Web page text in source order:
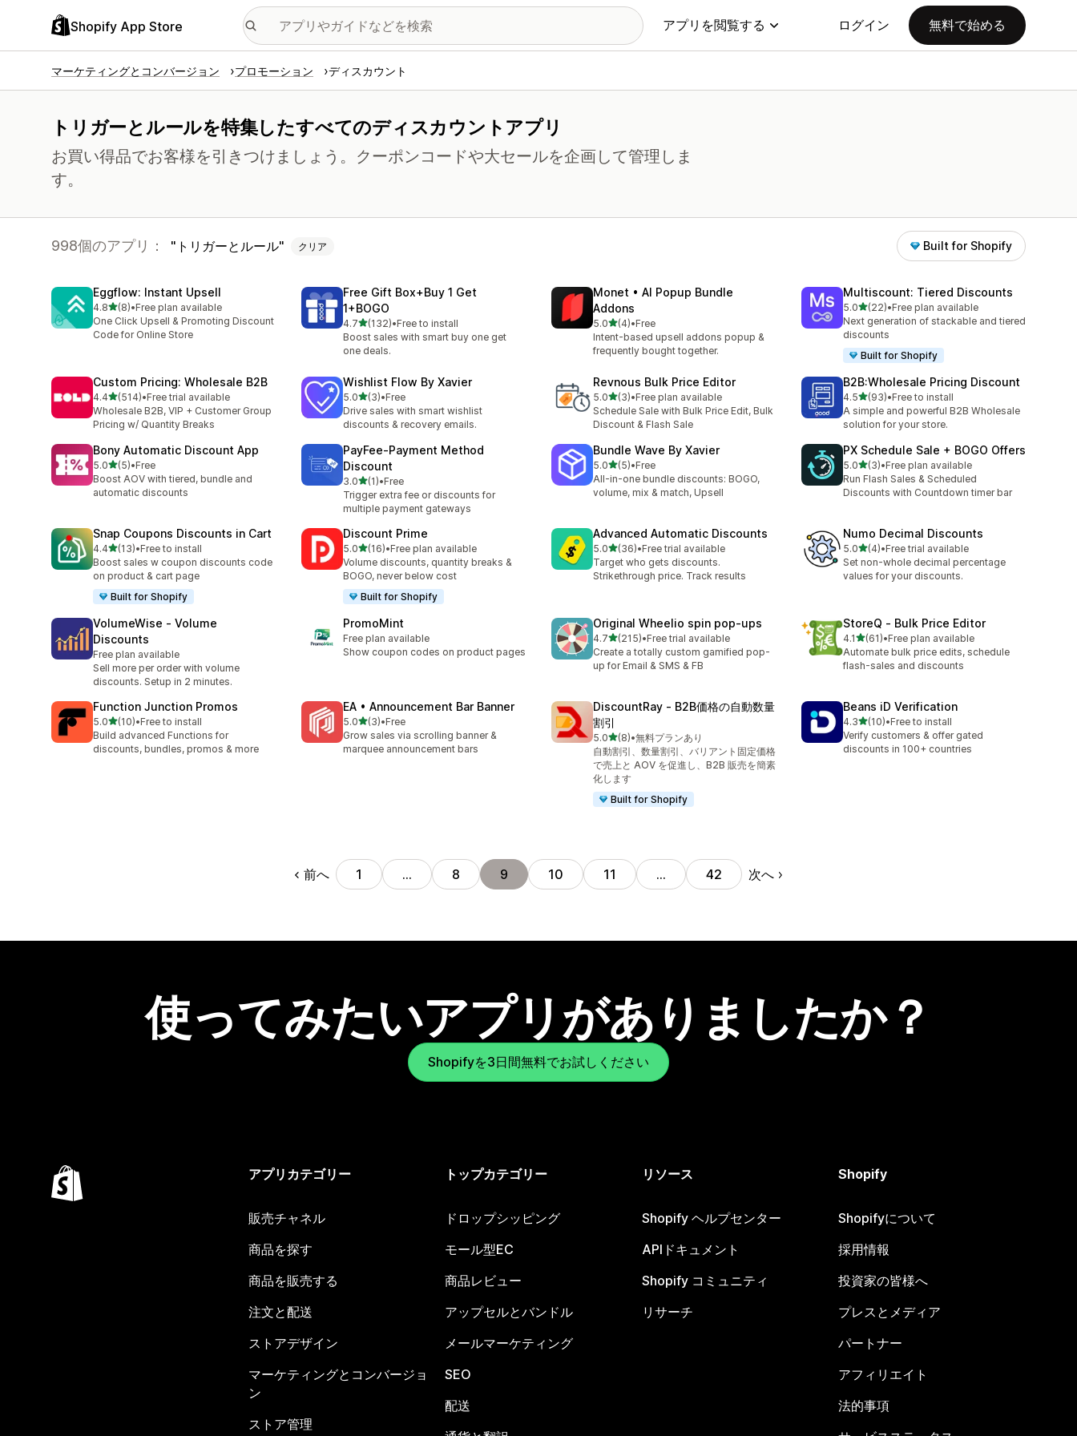
Shopify App Store アプリを閲覧する ログイン 無料で始める
マーケティングとコンバージョン プロモーション ディスカウント
トリガーとルールを特集したすべてのディスカウントアプリ
お買い得品でお客様を引きつけましょう。クーポンコードや大セールを企画して管理しま
す。
998個のアプリ： トリガーとルール クリア Built for Shopify
Eggflow: Instant Upsell
4.85つ星中
(8)
合計レビュー数：8件
•Free plan available
One Click Upsell & Promoting Discount
Code for Online Store
Free Gift Box+Buy 1 Get
1+BOGO
4.75つ星中
(132)
合計レビュー数：132件
•Free to install
Boost sales with smart buy one get
one deals.
Monet • AI Popup Bundle
Addons
5.05つ星中
(4)
合計レビュー数：4件
•Free
Intent-based upsell addons popup &
frequently bought together.
Multiscount: Tiered Discounts
5.05つ星中
(22)
合計レビュー数：22件
•Free plan available
Next generation of stackable and tiered
discounts
Built for Shopify
Custom Pricing: Wholesale B2B
4.45つ星中
(514)
合計レビュー数：514件
•Free trial available
Wholesale B2B, VIP + Customer Group
Pricing w/ Quantity Breaks
Wishlist Flow By Xavier
5.05つ星中
(3)
合計レビュー数：3件
•Free
Drive sales with smart wishlist
discounts & recovery emails.
Revnous Bulk Price Editor
5.05つ星中
(3)
合計レビュー数：3件
•Free plan available
Schedule Sale with Bulk Price Edit, Bulk
Discount & Flash Sale
B2B:Wholesale Pricing Discount
4.55つ星中
(93)
合計レビュー数：93件
•Free to install
A simple and powerful B2B Wholesale
solution for your store.
Bony Automatic Discount App
5.05つ星中
(5)
合計レビュー数：5件
•Free
Boost AOV with tiered, bundle and
automatic discounts
PayFee‑Payment Method
Discount
3.05つ星中
(1)
合計レビュー数：1件
•Free
Trigger extra fee or discounts for
multiple payment gateways
Bundle Wave By Xavier
5.05つ星中
(5)
合計レビュー数：5件
•Free
All-in-one bundle discounts: BOGO,
volume, mix & match, Upsell
PX Schedule Sale + BOGO Offers
5.05つ星中
(3)
合計レビュー数：3件
•Free plan available
Run Flash Sales & Scheduled
Discounts with Countdown timer bar
Snap Coupons Discounts in Cart
4.45つ星中
(13)
合計レビュー数：13件
•Free to install
Boost sales w coupon discounts code
on product & cart page
Built for Shopify
Discount Prime
5.05つ星中
(16)
合計レビュー数：16件
•Free plan available
Volume discounts, quantity breaks &
BOGO, never below cost
Built for Shopify
Advanced Automatic Discounts
5.05つ星中
(36)
合計レビュー数：36件
•Free trial available
Target who gets discounts.
Strikethrough price. Track results
Numo Decimal Discounts
5.05つ星中
(4)
合計レビュー数：4件
•Free trial available
Set non-whole decimal percentage
values for your discounts.
VolumeWise ‑ Volume
Discounts
Free plan available
Sell more per order with volume
discounts. Setup in 2 minutes.
PromoMint
Free plan available
Show coupon codes on product pages
Original Wheelio spin pop‑ups
4.75つ星中
(215)
合計レビュー数：215件
•Free trial available
Create a totally custom gamified pop-
up for Email & SMS & FB
StoreQ ‑ Bulk Price Editor
4.15つ星中
(61)
合計レビュー数：61件
•Free plan available
Automate bulk price edits, schedule
flash‑sales and discounts
Function Junction Promos
5.05つ星中
(10)
合計レビュー数：10件
•Free to install
Build advanced Functions for
discounts, bundles, promos & more
EA • Announcement Bar Banner
5.05つ星中
(3)
合計レビュー数：3件
•Free
Grow sales via scrolling banner &
marquee announcement bars
DiscountRay ‑ B2B価格の自動数量
割引
5.05つ星中
(8)
合計レビュー数：8件
•無料プランあり
自動割引、数量割引、バリアント固定価格
で売上と AOV を促進し、B2B 販売を簡素
化します
Built for Shopify
Beans iD Verification
4.35つ星中
(10)
合計レビュー数：10件
•Free to install
Verify customers & offer gated
discounts in 100+ countries
前へ 1 … 8 9 10 11 … 42 次へ
使ってみたいアプリがありましたか？
Shopifyを3日間無料でお試しください
アプリカテゴリー
販売チャネル
商品を探す
商品を販売する
注文と配送
ストアデザイン
マーケティングとコンバージョ
ン
ストア管理
トップカテゴリー
ドロップシッピング
モール型EC
商品レビュー
アップセルとバンドル
メールマーケティング
SEO
配送
リソース
Shopify ヘルプセンター
APIドキュメント
Shopify コミュニティ
リサーチ
Shopify
Shopifyについて
採用情報
投資家の皆様へ
プレスとメディア
パートナー
アフィリエイト
法的事項